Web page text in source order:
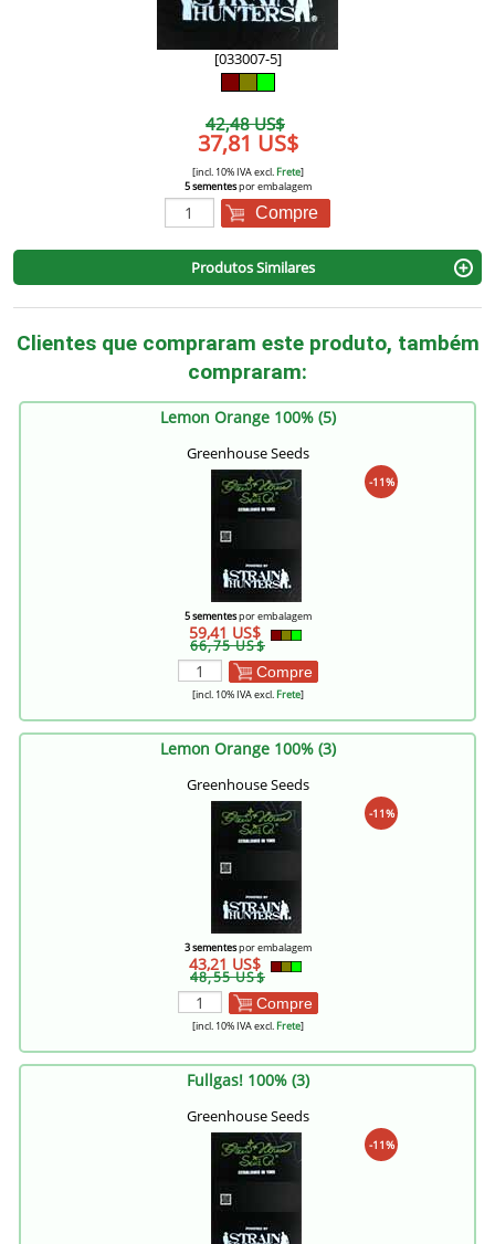
[033007-5]
42,48 US$
37,81 US$
[incl. 10% IVA excl. Frete]
5 sementespor embalagem
Compre
Produtos Similares
Clientes que compraram este produto, também
compraram:
Lemon Orange 100% (5)
Greenhouse Seeds
-11%
5 sementespor embalagem
59,41 US$
66,75 US$
Compre
[incl. 10% IVA excl.Frete]
Lemon Orange 100% (3)
Greenhouse Seeds
-11%
3 sementespor embalagem
43,21 US$
48,55 US$
Compre
[incl. 10% IVA excl.Frete]
Fullgas! 100% (3)
Greenhouse Seeds
-11%